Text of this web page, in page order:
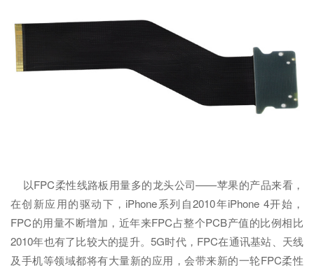
以FPC柔性线路板用量多的龙头公司——苹果的产品来看，
在创新应用的驱动下，iPhone系列自2010年iPhone 4开始，
FPC的用量不断增加，近年来FPC占整个PCB产值的比例相比
2010年也有了比较大的提升。5G时代，FPC在通讯基站、天线
及手机等领域都将有大量新的应用，会带来新的一轮FPC柔性